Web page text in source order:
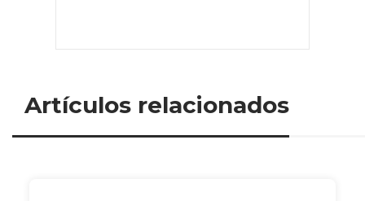
Artículos relacionados